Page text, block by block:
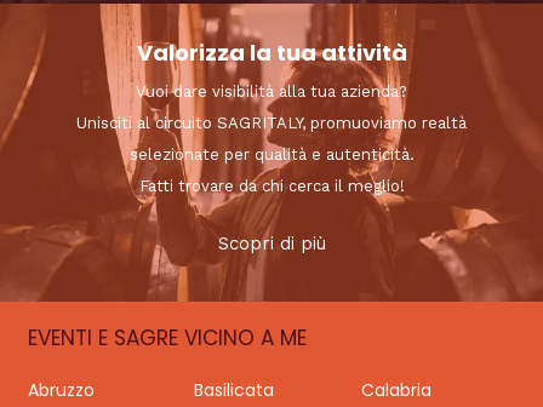
Valorizza la tua attività
Vuoi dare visibilità alla tua azienda?
Unisciti al circuito SAGRITALY, promuoviamo realtà
selezionate per qualità e autenticità.
Fatti trovare da chi cerca il meglio!
Scopri di più
EVENTI E SAGRE VICINO A ME
Abruzzo Basilicata
Calabria